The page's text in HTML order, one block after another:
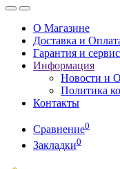
О Магазине
Доставка и
Гарантия и сервис
Информация
Новости и
Политика
Контакты
Сравнение0
Закладки0